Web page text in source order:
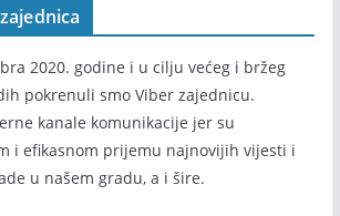
2020. godine i u cilju većeg i bržeg
pokrenuli smo Viber zajednicu.
kanale komunikacije jer su
i efikasnom prijemu najnovijih vijesti i
u našem gradu, a i šire.